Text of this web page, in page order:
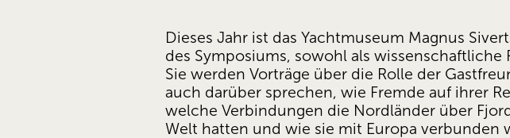
Dieses Jahr ist das Yachtmuseum Magnus
des Symposiums, sowohl als
Sie werden Vorträge über die Rolle der
auch darüber sprechen, wie Fremde auf ihrer
welche Verbindungen die Nordländer über
Welt hatten und wie sie mit Europa verbunden